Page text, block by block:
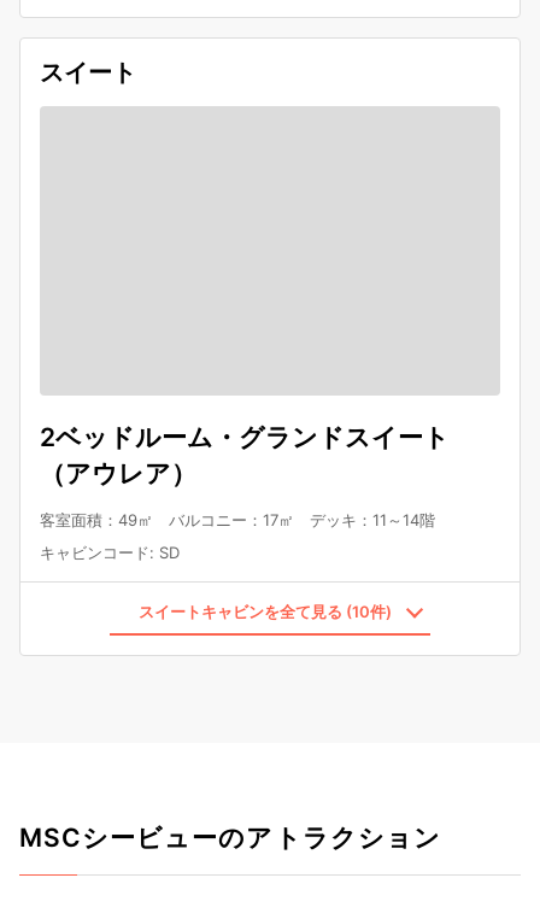
スイート
2ベッドルーム・グランドスイート
（アウレア）
客室面積：49㎡ バルコニー：17㎡ デッキ：11～14階
キャビンコード: SD
スイートキャビンを全て見る (10件)
MSCシービューのアトラクション